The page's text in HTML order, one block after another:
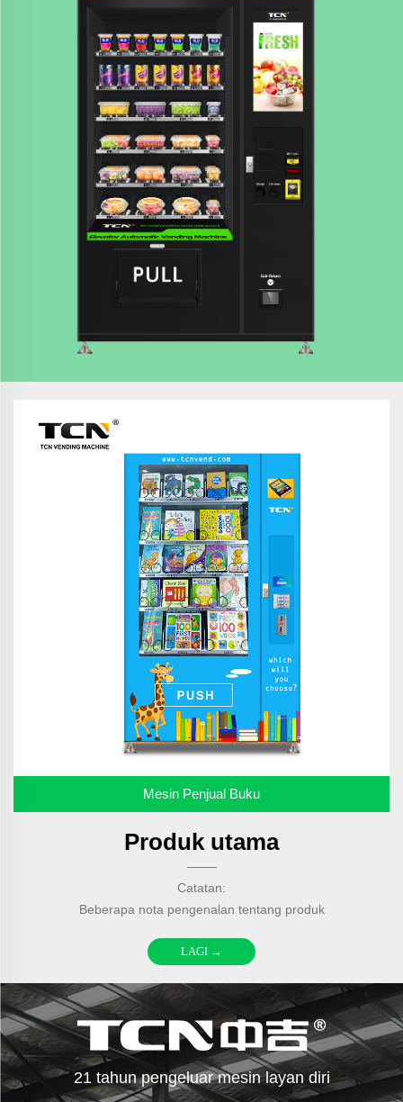
Mesin Penjual Buku
Produk utama
Catatan:
Beberapa nota pengenalan tentang produk
LAGI →
21 tahun pengeluar mesin layan diri